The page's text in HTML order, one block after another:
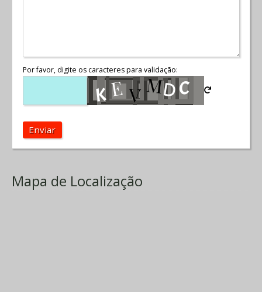
Por favor, digite os caracteres para validação:
Enviar
Mapa de Localização